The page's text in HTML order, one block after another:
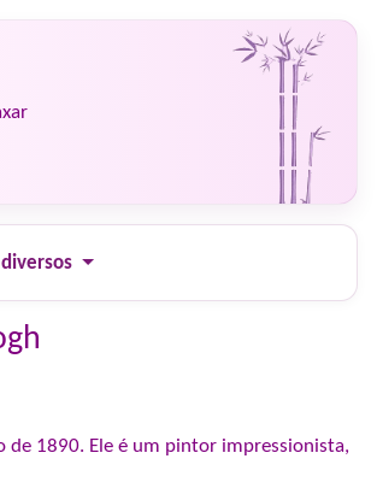
de 1890. Ele é um pintor impressionista,